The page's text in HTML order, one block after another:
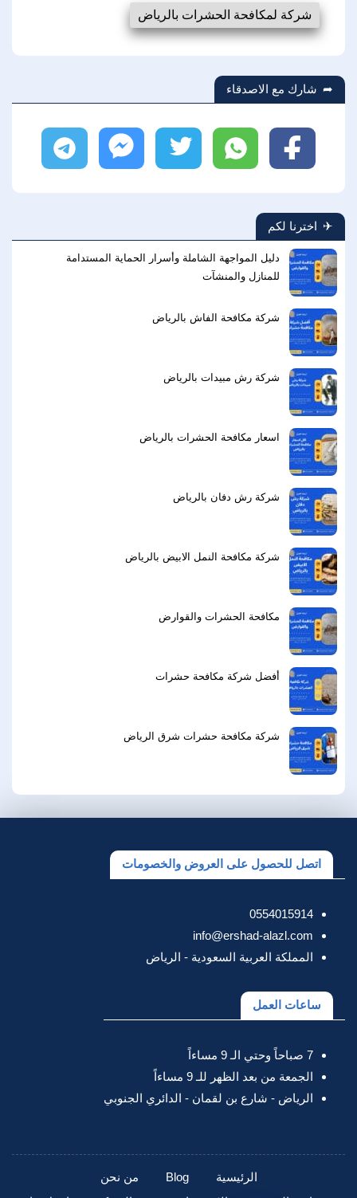
شركة لمكافحة الحشرات بالرياض
شارك مع الاصدقاء
فيسبوك واتساب ماسنجر
اخترنا لكم
دليل المواجهة الشاملة وأسرار الحماية المستدامة
للمنازل والمنشآت
شركة مكافحة الفاش بالرياض
شركة رش مبيدات بالرياض
اسعار مكافحة الحشرات بالرياض
شركة رش دفان بالرياض
شركة مكافحة النمل الابيض بالرياض
مكافحة الحشرات والقوارض
أفضل شركة مكافحة حشرات
شركة مكافحة حشرات شرق الرياض
اتصل للحصول على العروض والخصومات
0554015914
info@ershad-alazl.com
المملكة العربية السعودية - الرياض
ساعات العمل
7 صباحاً وحتي الـ 9 مساءاً
الجمعة من بعد الظهر للـ 9 مساءاً
الرياض - شارع بن لقمان - الدائري الجنوبي
الرئيسية Blog
من نحن